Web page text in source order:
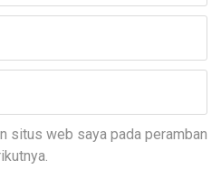
situs web saya pada peramban